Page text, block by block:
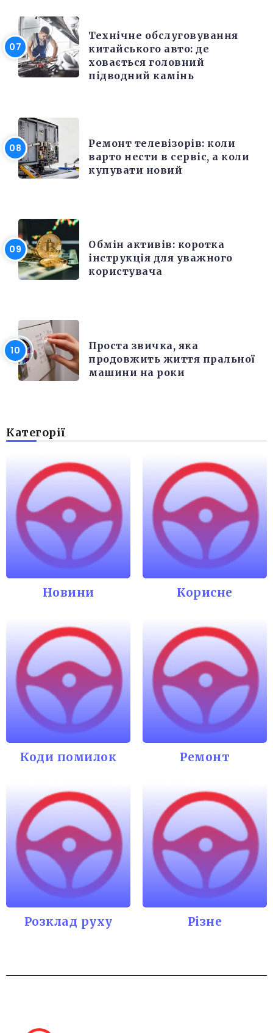
Технічне обслуговування
китайського авто: де
ховається головний
підводний камінь
Ремонт телевізорів: коли
варто нести в сервіс, а коли
купувати новий
Обмін активів: коротка
інструкція для уважного
користувача
Проста звичка, яка
продовжить життя пральної
машини на роки
Категорії
Новини Корисне
Коди помилок Ремонт
Розклад руху Різне